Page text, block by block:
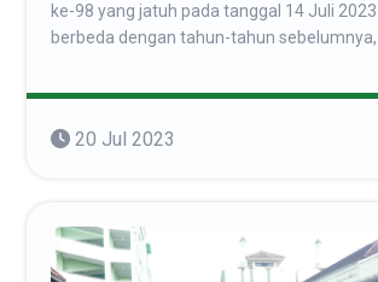
ke-98 yang jatuh pada tanggal 14 Juli
berbeda dengan tahun-tahun sebelumnya,
20 Jul 2023